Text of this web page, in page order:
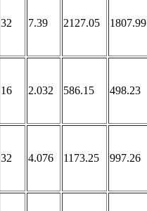
32 7.39 2127.05 1807.99
16 2.032 586.15 498.23
32 4.076 1173.25 997.26